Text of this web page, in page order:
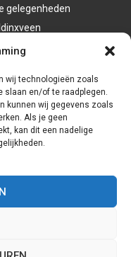
wij technologieën zoals
slaan en/of te raadplegen.
kunnen wij gegevens zoals
Als je geen
kan dit een nadelige
gelegenheden